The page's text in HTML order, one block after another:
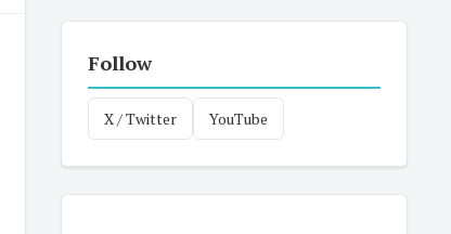
Follow
X / Twitter YouTube